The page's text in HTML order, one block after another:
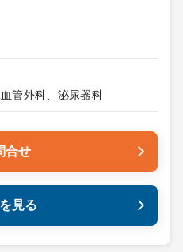
管外科、泌尿器科
合せ
見る